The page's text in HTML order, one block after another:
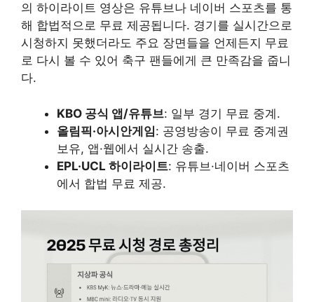
의 하이라이트 영상은 유튜브나 네이버 스포츠를 통
해 합법적으로 무료 제공됩니다. 경기를 실시간으로
시청하지 못했더라도 주요 장면들을 언제든지 무료
로 다시 볼 수 있어 축구 팬들에게 큰 만족감을 줍니
다.
KBO 공식 앱/유튜브: 일부 경기 무료 중계.
올림픽·아시안게임: 공영방송이 무료 중계권
보유, 앱·웹에서 실시간 송출.
EPL·UCL 하이라이트: 유튜브·네이버 스포츠
에서 합법 무료 제공.